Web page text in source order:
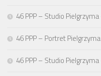
46 PPP – Studio
46 PPP – Portret
46 PPP – Studio